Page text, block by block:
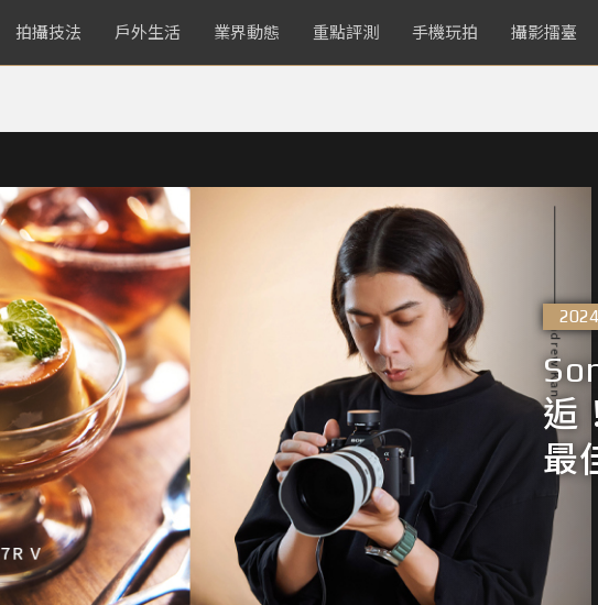
拍攝技法 戶外生活 業界動態 重點評測 手機玩拍 攝影擂臺
逅
最